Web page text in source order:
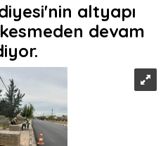
altyapı
kesmeden devam